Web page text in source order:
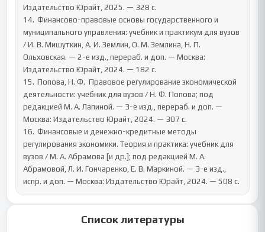
Издательство Юрайт, 2025. — 328 с.
14.	Финансово-правовые основы государственного и
муниципального управления: учебник и практикум для вузов
/ И. В. Мишуткин, А. И. Землин, О. М. Землина, Н. П.
Ольховская. — 2-е изд., перераб. и доп. — Москва:
Издательство Юрайт, 2024. — 182 с.
15.	Попова, Н. Ф.  Правовое регулирование экономической
деятельности: учебник для вузов / Н. Ф. Попова; под
редакцией М. А. Лапиной. — 3-е изд., перераб. и доп. —
Москва: Издательство Юрайт, 2024. — 307 с.
16.	Финансовые и денежно-кредитные методы
регулирования экономики. Теория и практика: учебник для
вузов / М. А. Абрамова [и др.]; под редакцией М. А.
Абрамовой, Л. И. Гончаренко, Е. В. Маркиной. — 3-е изд.,
испр. и доп. — Москва: Издательство Юрайт, 2024. — 508 с.
Список литературы